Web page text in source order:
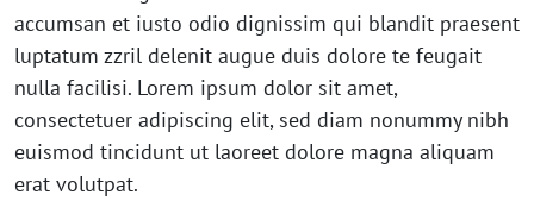
accumsan et iusto odio dignissim qui blandit praesent
luptatum zzril delenit augue duis dolore te feugait
nulla facilisi. Lorem ipsum dolor sit amet,
consectetuer adipiscing elit, sed diam nonummy nibh
euismod tincidunt ut laoreet dolore magna aliquam
erat volutpat.